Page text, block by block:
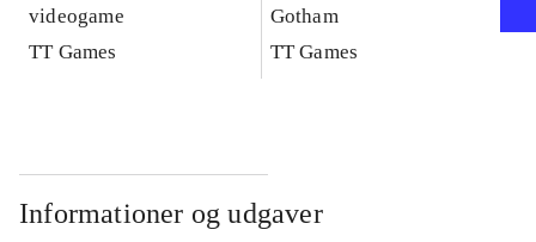
videogame
TT Games
Gotham
TT Games
Informationer og udgaver